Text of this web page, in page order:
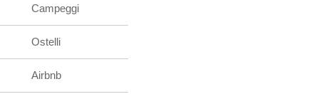
Campeggi
Ostelli
Airbnb